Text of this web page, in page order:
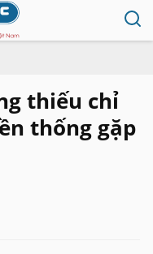
thiếu chỉ
thống gặp